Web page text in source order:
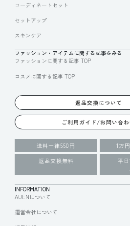
コーディネートセット
セットアップ
スキンケア
ファッション・アイテムに関する記事をみる
ファッションに関する記事 TOP
コスメに関する記事 TOP
返品交換について
ご利用ガイド/お問い合
送料一律550円 1万円
返品交換無料
平
INFORMATION
AUENについて
運営会社について